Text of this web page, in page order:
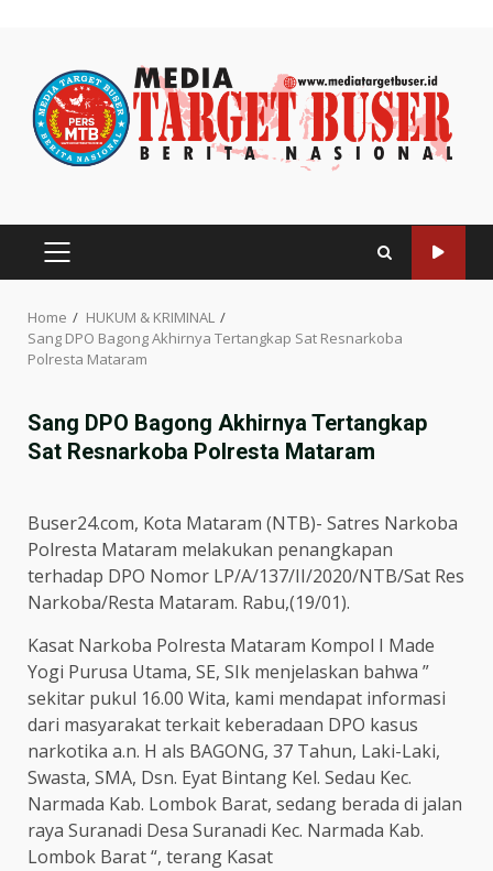
content
PRIMARY
Home
HUKUM & KRIMINAL
Sang DPO Bagong Akhirnya Tertangkap Sat Resnarkoba
Polresta Mataram
Sang DPO Bagong Akhirnya Tertangkap
Sat Resnarkoba Polresta Mataram
Buser24.com, Kota Mataram (NTB)- Satres Narkoba
Polresta Mataram melakukan penangkapan
terhadap DPO Nomor LP/A/137/II/2020/NTB/Sat Res
Narkoba/Resta Mataram. Rabu,(19/01).
Kasat Narkoba Polresta Mataram Kompol I Made
Yogi Purusa Utama, SE, SIk menjelaskan bahwa ”
sekitar pukul 16.00 Wita, kami mendapat informasi
dari masyarakat terkait keberadaan DPO kasus
narkotika a.n. H als BAGONG, 37 Tahun, Laki-Laki,
Swasta, SMA, Dsn. Eyat Bintang Kel. Sedau Kec.
Narmada Kab. Lombok Barat, sedang berada di jalan
raya Suranadi Desa Suranadi Kec. Narmada Kab.
Lombok Barat “, terang Kasat